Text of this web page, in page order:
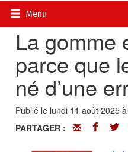
Menu
Accueil>
La gomme
parce que
né d’une
Publié le lundi 11 août 2025
PARTAGER :